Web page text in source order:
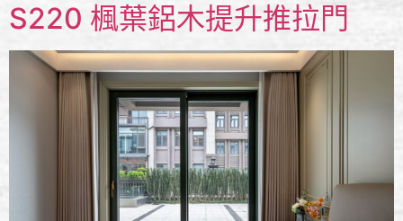
S220 楓葉鋁木提升推拉門